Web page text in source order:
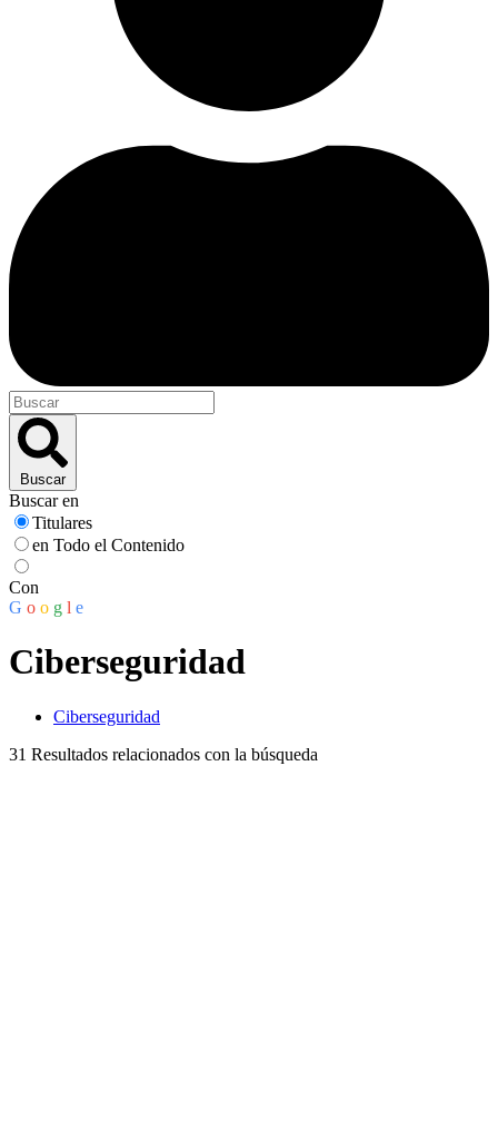
Buscar
Buscar en
Titulares
en Todo el Contenido
Con
G o o g l e
Ciberseguridad
Ciberseguridad
31 Resultados relacionados con la búsqueda